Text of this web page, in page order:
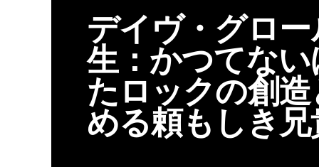
デイヴ・グロ
生：かつてな
たロックの創
める頼もしき